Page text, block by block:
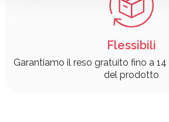
Flessibili
Garantiamo il reso gratuito fino a
del prodotto